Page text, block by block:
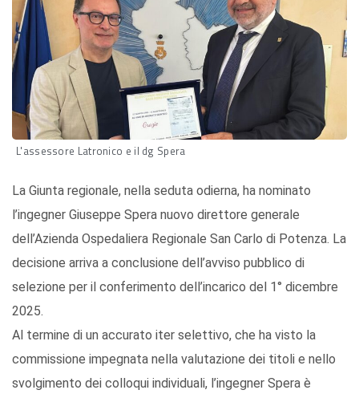
L'assessore Latronico e il dg Spera
La Giunta regionale, nella seduta odierna, ha nominato
l’ingegner Giuseppe Spera nuovo direttore generale
dell’Azienda Ospedaliera Regionale San Carlo di Potenza. La
decisione arriva a conclusione dell’avviso pubblico di
selezione per il conferimento dell’incarico del 1° dicembre
2025.
Al termine di un accurato iter selettivo, che ha visto la
commissione impegnata nella valutazione dei titoli e nello
svolgimento dei colloqui individuali, l’ingegner Spera è